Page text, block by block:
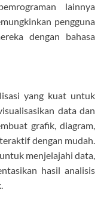
lainnya
pengguna
dengan bahasa
yang kuat untuk
data dan
grafik, diagram,
dengan mudah.
menjelajahi data,
hasil analisis